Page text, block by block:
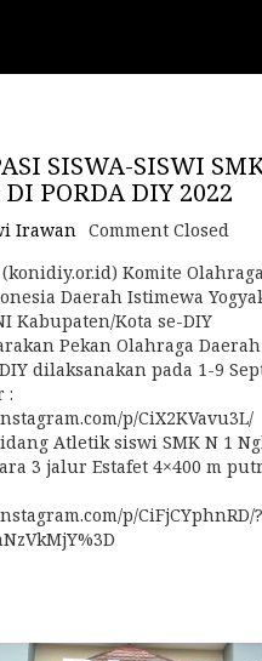
SISWA-SISWI
PORDA DIY 2022
Irawan Comment Closed
Komite Olahraga
Daerah Istimewa
Kabupaten/Kota se-DIY
Pekan Olahraga Daerah
DIY dilaksanakan pada 1-9
:
p/CiX2KVavu3L/
Atletik siswi SMK N 1
3 jalur Estafet 4×400 m
p/CiFjCYphnRD/?